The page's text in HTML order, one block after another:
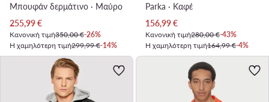
Μπουφάν δερμάτινο · Μαύρο
Τρέχουσα τιμή
255,99€
Κανονική τιμή350,00 €-26%
Η χαμηλότερη τιμή299,99 €-14%
Parka · Καφέ
Τρέχουσα τιμή
156,99€
Κανονική τιμή280,00 €-43%
Η χαμηλότερη τιμή164,99 €-4%